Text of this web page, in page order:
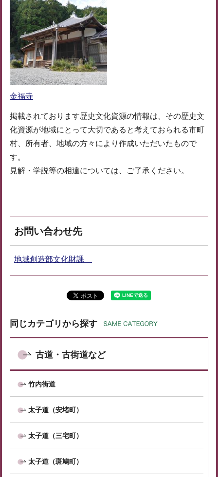
金福寺
掲載されております歴史文化資源の情報は、その歴史文
化資源が地域にとって大切であると考えておられる市町
村、所有者、地域の方々により作成いただいたもので
す。
見解・学説等の相違については、ご了承ください。
お問い合わせ先
地域創造部文化財課
同じカテゴリから探す
古道・古街道など
竹内街道
太子道（安堵町）
太子道（三宅町）
太子道（斑鳩町）